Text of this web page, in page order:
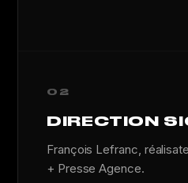
02
DIRECTION
François Lefranc,
+ Presse Agence.